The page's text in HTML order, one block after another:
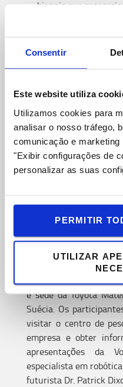
Consentir
Este website utiliza
Utilizamos cookies para
analisar o nosso tráfego,
comunicação e marketing
"Exibir configurações de
personalizar as suas
PERMITIR
UTILIZAR
bienais que
encontro
logística ouvirem os
as principais
convidad os e
Tudo começou em
de 2018
O primeiro Fórum
e sede da Toyota
Suécia. Os participante
visitar o centro de
empresa e obter
apresentações da
especialista em
futurista Dr. Patrick